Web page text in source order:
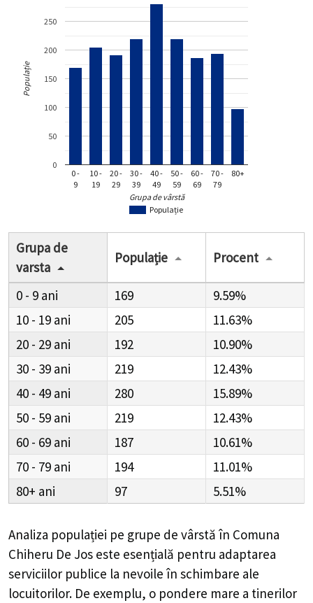
Populație
0 -
9
10 -
19
20 -
29
30 -
39
40 -
49
50 -
59
60 -
69
70 -
79
80+
0
50
100
150
200
250
Grupa de vârstă
Populație
Grupa de
varsta
Populație Procent
0 - 9 169
9.59%
10 - 19
205
11.63%
20 - 29
192
10.90%
30 - 39
219
12.43%
40 - 49
280
15.89%
50 - 59
219
12.43%
60 - 69
187
10.61%
70 - 79
194
11.01%
80+
97 5.51%
Analiza populației pe grupe de vârstă în Comuna
Chiheru De Jos este esențială pentru adaptarea
serviciilor publice la nevoile în schimbare ale
locuitorilor. De exemplu, o pondere mare a tinerilor